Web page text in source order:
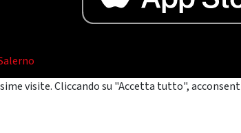
visite. Cliccando su "Accetta tutto",